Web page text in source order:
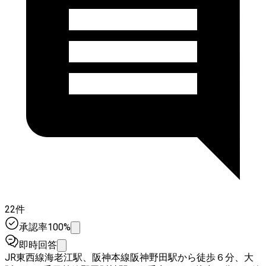
22件
承認率100%
即時回答
JR東西線海老江駅、阪神本線阪神野田駅から徒歩６分、大